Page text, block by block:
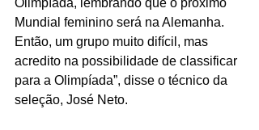
Mundial feminino será na Alemanha.
Então, um grupo muito difícil, mas
acredito na possibilidade de classificar
para a Olimpíada”, disse o técnico da
seleção, José Neto.